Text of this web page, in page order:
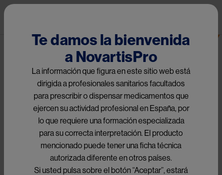
Pasar al contenido principal
Oncología
Te damos la bienvenida
a NovartisPro
La información que figura en este sitio web está
dirigida a profesionales sanitarios facultados
para prescribir o dispensar medicamentos que
ejercen su actividad profesional en España, por
lo que requiere una formación especializada
para su correcta interpretación. El producto
mencionado puede tener una ficha técnica
autorizada diferente en otros países.
Si usted pulsa sobre el botón “Aceptar”, estará